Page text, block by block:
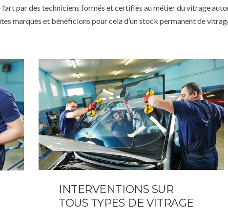
par des techniciens formés et certifiés au métier du vitrage
marques et bénéficions pour cela d’un stock permanent de
INTERVENTIONS SUR
TOUS TYPES DE VITRAGE